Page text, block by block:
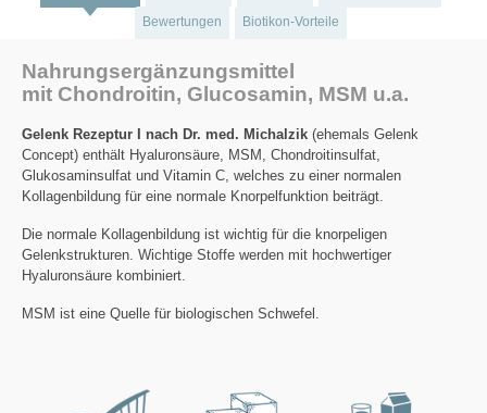
Bewertungen Biotikon-Vorteile
Nahrungsergänzungsmittel
mit Chondroitin, Glucosamin, MSM u.a.
Gelenk Rezeptur I nach Dr. med. Michalzik (ehemals Gelenk
Concept) enthält Hyaluronsäure, MSM, Chondroitinsulfat,
Glukosaminsulfat und Vitamin C, welches zu einer normalen
Kollagenbildung für eine normale Knorpelfunktion beiträgt.
Die normale Kollagenbildung ist wichtig für die knorpeligen
Gelenkstrukturen. Wichtige Stoffe werden mit hochwertiger
Hyaluronsäure kombiniert.
MSM ist eine Quelle für biologischen Schwefel.